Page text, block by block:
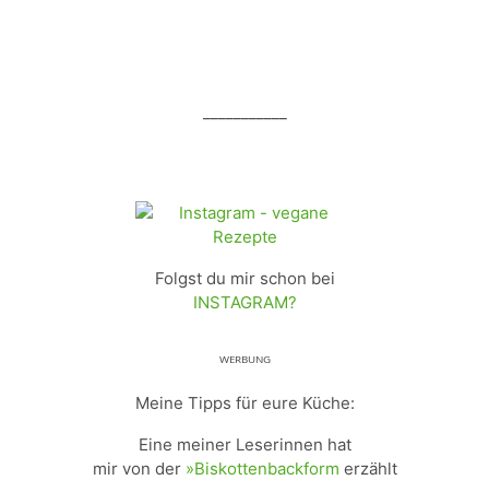
Folgst du mir schon bei
INSTAGRAM?
ᵂᴱᴿᴮᵁᴺᴳ
Meine Tipps für eure Küche:
Eine meiner Leserinnen hat
mir von der »Biskottenbackform erzählt